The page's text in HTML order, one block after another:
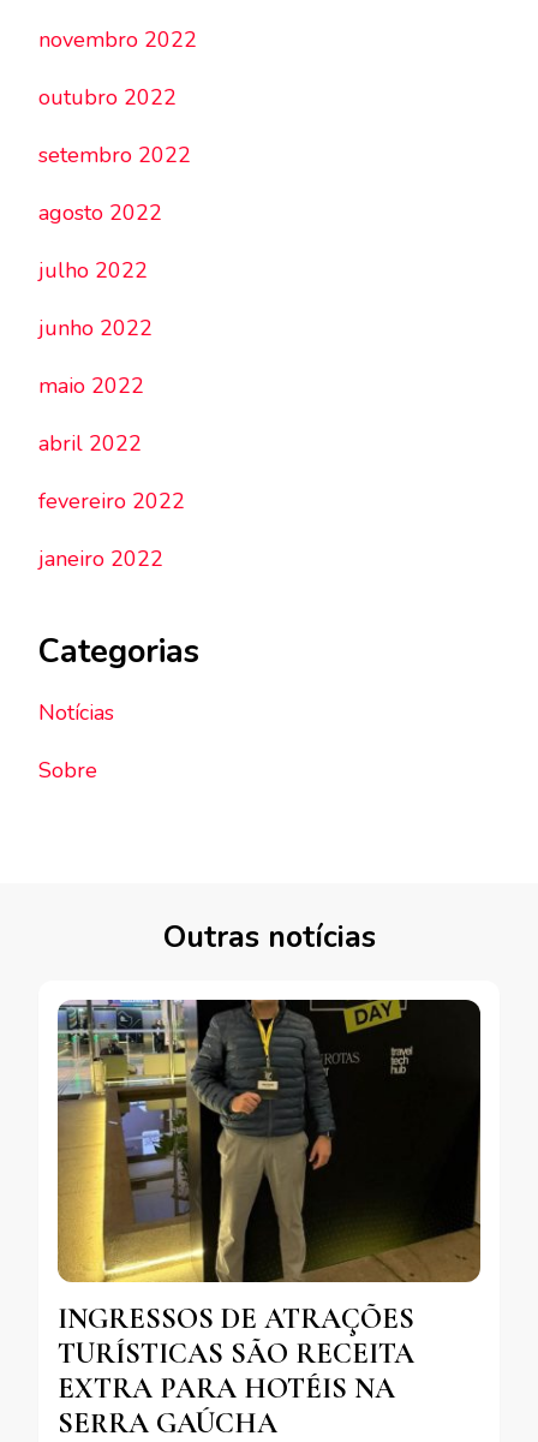
novembro 2022
outubro 2022
setembro 2022
agosto 2022
julho 2022
junho 2022
maio 2022
abril 2022
fevereiro 2022
janeiro 2022
Categorias
Notícias
Sobre
Outras notícias
INGRESSOS DE ATRAÇÕES
TURÍSTICAS SÃO RECEITA
EXTRA PARA HOTÉIS NA
SERRA GAÚCHA